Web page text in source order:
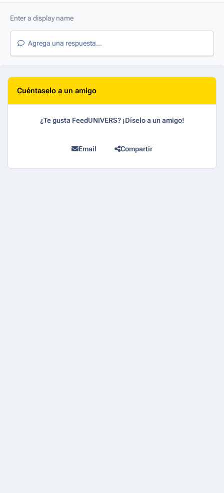
Agrega una respuesta...
Cuéntaselo a un amigo
¿Te gusta FeedUNIVERS? ¡Díselo a un amigo!
Email Compartir